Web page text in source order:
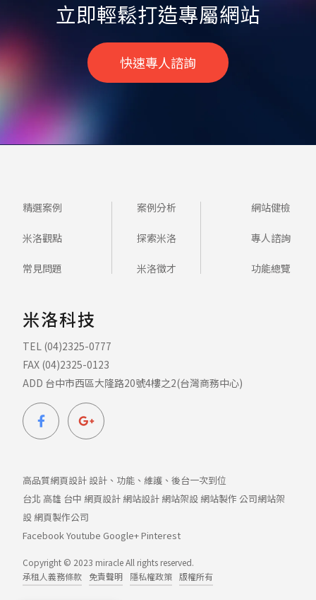
立即輕鬆打造專屬網站
快速專人諮詢
精選案例 案例分析 網站健檢
米洛觀點 探索米洛 專人諮詢
常見問題 米洛徵才 功能總覽
米洛科技
TEL (04)2325-0777
FAX (04)2325-0123
ADD 台中市西區大隆路20號4樓之2(台灣商務中心)
高品質網頁設計 設計、功能、維護、後台一次到位
台北 高雄 台中 網頁設計 網站設計 網站架設 網站製作 公司網站架
設 網頁製作公司
Facebook Youtube Google+Pinterest
Copyright © 2023 miracle All rights reserved.
承租人義務條款
免責聲明 隱私權政策 版權所有